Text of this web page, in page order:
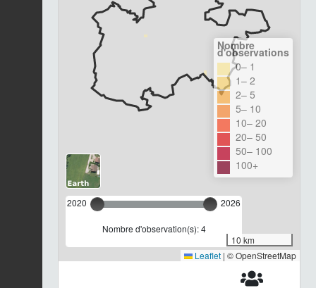
2020 2026
Nombre d'observation(s): 4
Nombre
d'observations
0– 1
1– 2
2– 5
5– 10
10– 20
20– 50
50– 100
100+
10 km
Leaflet | © OpenStreetMap